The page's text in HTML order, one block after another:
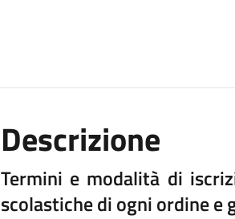
Descrizione
Termini e modalità di
scolastiche di ogni ordine e